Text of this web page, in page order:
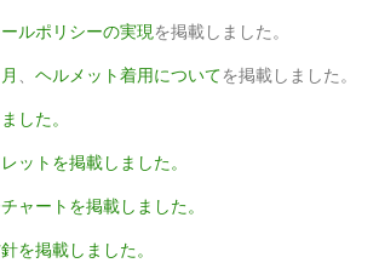
ルポリシーの実現を掲載しました。
ヘルメット着用についてを掲載しました。
した。
ットを掲載しました。
ャートを掲載しました。
を掲載しました。